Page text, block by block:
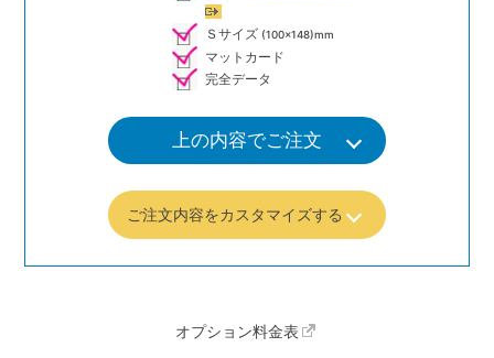
Ｓサイズ (100×148)mm
マットカード
完全データ
上の内容でご注文
ご注文内容をカスタマイズする
オプション料金表